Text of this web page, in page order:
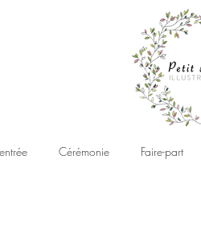
Cérémonie Faire-part